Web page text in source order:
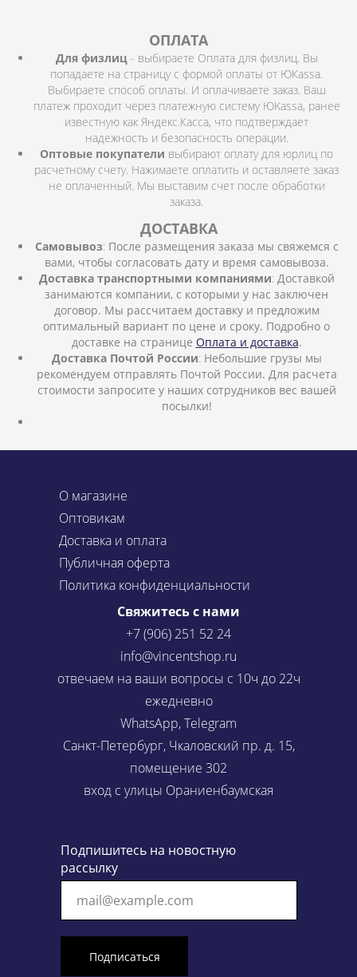
ОПЛАТА
Для физлиц- выбираете Оплата для физлиц. Вы
попадаете на страницу с формой оплаты от ЮКassa.
Выбираете способ оплаты. И оплачиваете заказ. Ваш
платеж проходит через платежную систему ЮKassa, ранее
известную как Яндекс.Касса, что подтверждает
надежность и безопасность операции.
Оптовые покупатели выбирают оплату для юрлиц по
расчетному счету. Нажимаете оплатить и оставляете заказ
не оплаченный. Мы выставим счет после обработки
заказа.
ДОСТАВКА
Самовывоз: После размещения заказа мы свяжемся с
вами, чтобы согласовать дату и время самовывоза.
Доставка транспортными компаниями: Доставкой
занимаются компании, с которыми у нас заключен
договор. Мы рассчитаем доставку и предложим
оптимальный вариант по цене и сроку. Подробно о
доставке на странице Оплата и доставка.
Доставка Почтой России: Небольшие грузы мы
рекомендуем отправлять Почтой России. Для расчета
стоимости запросите у наших сотрудников вес вашей
посылки!
О магазине
Оптовикам
Доставка и оплата
Публичная оферта
Политика конфиденциальности
Подпишитесь на новостную
рассылку
mail@example.com
Подписаться
Свяжитесь с нами
+7 (906) 251 52 24
info@vincentshop.ru
отвечаем на ваши вопросы с 10ч до 22ч
ежедневно
WhatsApp, Telegram
Санкт-Петербург, Чкаловский пр. д. 15,
помещение 302
вход с улицы Ораниенбаумская